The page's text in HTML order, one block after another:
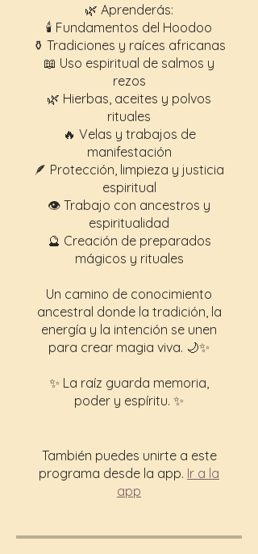
🌿 Aprenderás:
🕯️ Fundamentos del Hoodoo
⚱️ Tradiciones y raíces africanas
📖 Uso espiritual de salmos y
rezos
🌿 Hierbas, aceites y polvos
rituales
🔥 Velas y trabajos de
manifestación
🪶 Protección, limpieza y justicia
espiritual
👁️ Trabajo con ancestros y
espiritualidad
🔮 Creación de preparados
mágicos y rituales
Un camino de conocimiento
ancestral donde la tradición, la
energía y la intención se unen
para crear magia viva. 🌙✨
✨ La raíz guarda memoria,
poder y espíritu. ✨
También puedes unirte a este
programa desde la app. Ir a la
app